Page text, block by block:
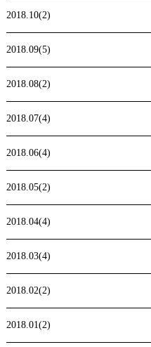
2018.10(2)
2018.09(5)
2018.08(2)
2018.07(4)
2018.06(4)
2018.05(2)
2018.04(4)
2018.03(4)
2018.02(2)
2018.01(2)